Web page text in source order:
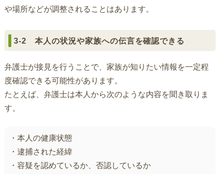
や場所などが調整されることはあります。
3-2 本人の状況や家族への伝言を確認できる
弁護士が接見を行うことで、家族が知りたい情報を一定程
度確認できる可能性があります。
たとえば、弁護士は本人から次のような内容を聞き取りま
す。
・本人の健康状態
・逮捕された経緯
・容疑を認めているか、否認しているか